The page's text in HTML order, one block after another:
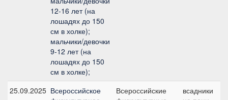
12-16 лет (на
лошадях до 150
см в холке);
мальчики/девочки
9-12 лет (на
лошадях до 150
см в холке);
25.09.2025 Всероссийское
Всероссийские
всадники